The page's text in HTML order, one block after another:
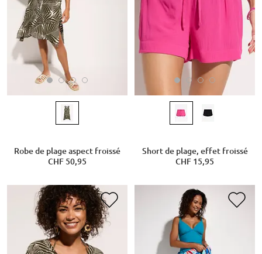
Robe de plage aspect froissé
CHF 50,95
Short de plage, effet froissé
CHF 15,95